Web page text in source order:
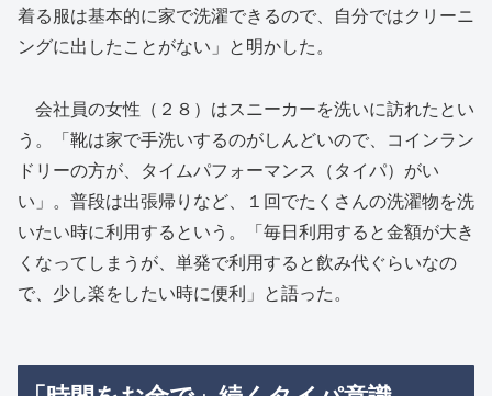
着る服は基本的に家で洗濯できるので、自分ではクリーニ
ングに出したことがない」と明かした。
会社員の女性（２８）はスニーカーを洗いに訪れたとい
う。「靴は家で手洗いするのがしんどいので、コインラン
ドリーの方が、タイムパフォーマンス（タイパ）がい
い」。普段は出張帰りなど、１回でたくさんの洗濯物を洗
いたい時に利用するという。「毎日利用すると金額が大き
くなってしまうが、単発で利用すると飲み代ぐらいなの
で、少し楽をしたい時に便利」と語った。